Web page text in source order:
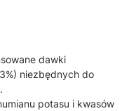
dawki
niezbędnych do
.
potasu i kwasów